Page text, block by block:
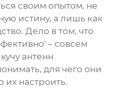
своим опытом, не
истину, а лишь как
Дело в том, что
– совсем
антенн
для чего они
их настроить.